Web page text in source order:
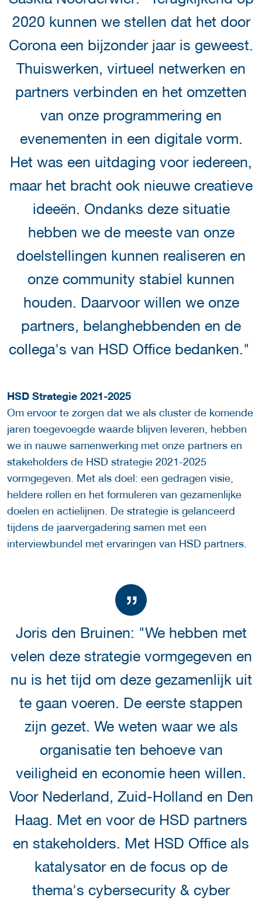
2020 kunnen we stellen dat het door
Corona een bijzonder jaar is geweest.
Thuiswerken, virtueel netwerken en
partners verbinden en het omzetten
van onze programmering en
evenementen in een digitale vorm.
Het was een uitdaging voor iedereen,
maar het bracht ook nieuwe creatieve
ideeën. Ondanks deze situatie
hebben we de meeste van onze
doelstellingen kunnen realiseren en
onze community stabiel kunnen
houden. Daarvoor willen we onze
partners, belanghebbenden en de
collega's van HSD Office bedanken."
HSD Strategie 2021-2025
Om ervoor te zorgen dat we als cluster de komende
jaren toegevoegde waarde blijven leveren, hebben
we in nauwe samenwerking met onze partners en
stakeholders de HSD strategie 2021-2025
vormgegeven. Met als doel: een gedragen visie,
heldere rollen en het formuleren van gezamenlijke
doelen en actielijnen. De strategie is gelanceerd
tijdens de jaarvergadering samen met een
interviewbundel met ervaringen van HSD partners.
Joris den Bruinen: "We hebben met
velen deze strategie vormgegeven en
nu is het tijd om deze gezamenlijk uit
te gaan voeren. De eerste stappen
zijn gezet. We weten waar we als
organisatie ten behoeve van
veiligheid en economie heen willen.
Voor Nederland, Zuid-Holland en Den
Haag. Met en voor de HSD partners
en stakeholders. Met HSD Office als
katalysator en de focus op de
thema's cybersecurity & cyber